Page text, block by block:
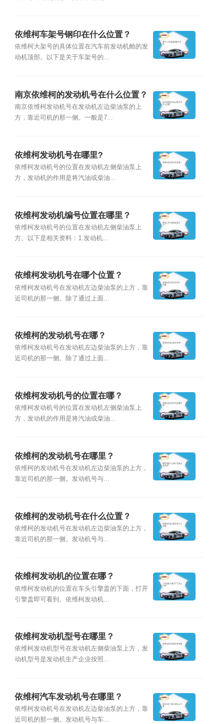
依维柯车架号钢印在什么位置？
依维柯大架号的具体位置在汽车前发动机舱的发
动机顶部。以下是关于车架号的...
南京依维柯的发动机号在什么位置？
南京依维柯发动机号在发动机左边柴油泵的上
方，靠近司机的那一侧。一般是7...
依维柯发动机号在哪里?
依维柯发动机号的位置在发动机左侧柴油泵上
方，发动机的作用是将汽油或柴油...
依维柯发动机编号位置在哪里？
依维柯发动机号的位置在发动机左侧柴油泵上
方。以下是相关资料：1.发动机...
依维柯发动机号在哪个位置？
依维柯发动机号在发动机左边柴油泵的上方，靠
近司机的那一侧。除了通过上面...
依维柯的发动机号在哪？
依维柯发动机号在发动机左边柴油泵的上方，靠
近司机的那一侧。除了通过上面...
依维柯发动机号的位置在哪？
依维柯发动机号的位置在发动机左侧柴油泵上
方，发动机的作用是将汽油或柴油...
依维柯的发动机号在哪里？
依维柯的发动机号在发动机左边柴油泵的上方，
靠近司机的那一侧。发动机号与...
依维柯的发动机号在什么位置？
依维柯的发动机号在发动机左边柴油泵的上方，
靠近司机的那一侧。发动机号与...
依维柯发动机的位置在哪？
依维柯发动机的位置在车头引擎盖的下面，打开
引擎盖即可看到。依维柯发动机...
依维柯发动机型号在哪里？
依维柯发动机型号在发动机左侧柴油泵上方，发
动机型号是发动机生产企业按照...
依维柯汽车发动机号在哪里？
依维柯发动机号在发动机左边柴油泵的上方，靠
近司机的那一侧。发动机号与车...